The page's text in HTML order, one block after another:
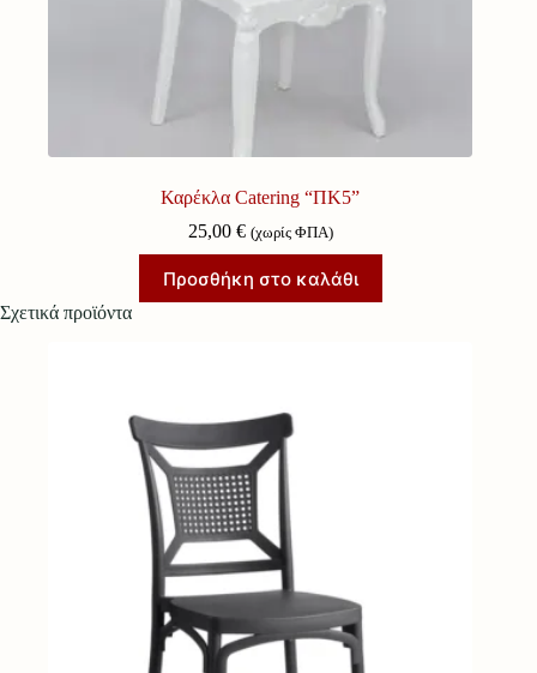
Καρέκλα Catering “ΠΚ5”
25,00 € (χωρίς ΦΠΑ)
Προσθήκη στο καλάθι
Σχετικά προϊόντα